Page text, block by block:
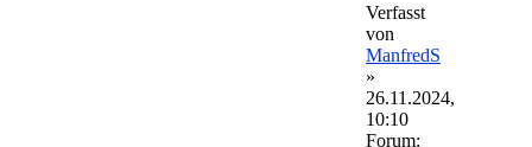
Verfasst
von
ManfredS
»
26.11.2024,
10:10
Forum: